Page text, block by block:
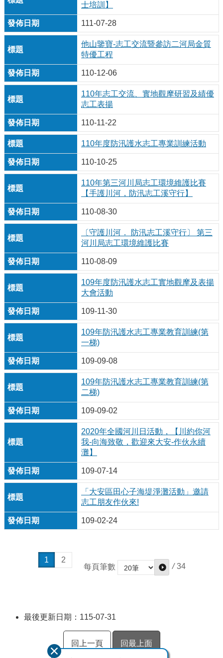
士培訓】
111-07-28
他山鑒寶-志工交流暨參訪二河局金質
特優工程
110-12-06
110年志工交流、實地觀摩研習及績優
志工表揚
110-11-22
110年度防汛護水志工專業訓練活動
110-10-25
110年第三河川局志工環境維護比賽
【手護川河，防汛志工溪守行】
110-08-30
〔守護川河． 防汛志工溪守行〕 第三
河川局志工環境維護比賽
110-08-09
109年度防汛護水志工實地觀摩及表揚
大會活動
109-11-30
109年防汛護水志工專業教育訓練(第
一梯)
109-09-08
109年防汛護水志工專業教育訓練(第
二梯)
109-09-02
2020年全國河川日活動，【川約你河
我-向海致敬，歡迎來大安-作伙永續
灘】
109-07-14
「大安區田心子海堤淨灘活動」邀請
志工朋友作伙來!
109-02-24
1
2
每頁筆數
/ 34
最後更新日期：115-07-31
回上一頁 回最上面